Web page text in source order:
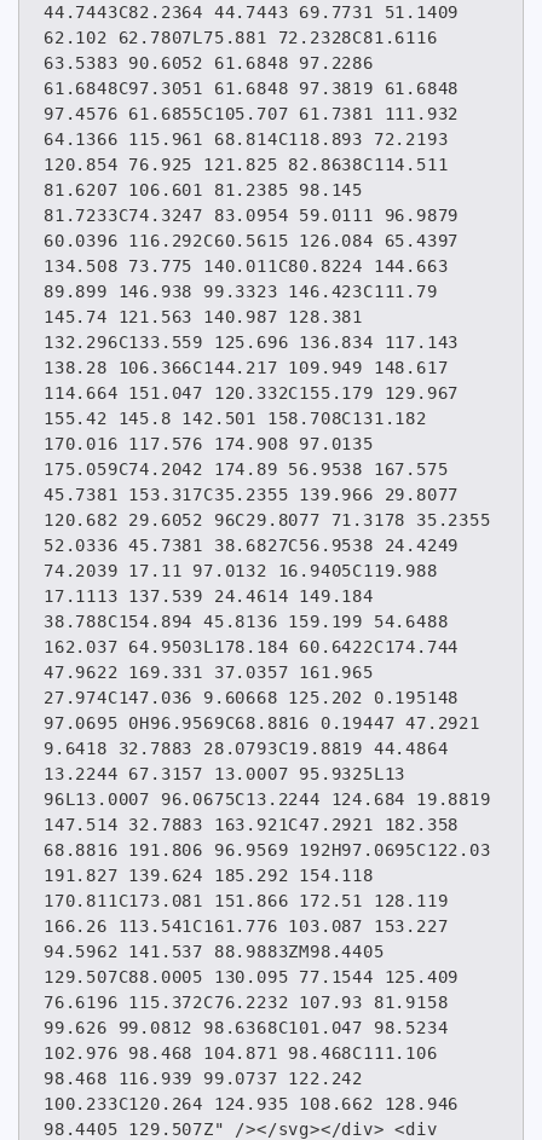
44.7443C82.2364 44.7443 69.7731 51.1409
62.102 62.7807L75.881 72.2328C81.6116
63.5383 90.6052 61.6848 97.2286
61.6848C97.3051 61.6848 97.3819 61.6848
97.4576 61.6855C105.707 61.7381 111.932
64.1366 115.961 68.814C118.893 72.2193
120.854 76.925 121.825 82.8638C114.511
81.6207 106.601 81.2385 98.145
81.7233C74.3247 83.0954 59.0111 96.9879
60.0396 116.292C60.5615 126.084 65.4397
134.508 73.775 140.011C80.8224 144.663
89.899 146.938 99.3323 146.423C111.79
145.74 121.563 140.987 128.381
132.296C133.559 125.696 136.834 117.143
138.28 106.366C144.217 109.949 148.617
114.664 151.047 120.332C155.179 129.967
155.42 145.8 142.501 158.708C131.182
170.016 117.576 174.908 97.0135
175.059C74.2042 174.89 56.9538 167.575
45.7381 153.317C35.2355 139.966 29.8077
120.682 29.6052 96C29.8077 71.3178 35.2355
52.0336 45.7381 38.6827C56.9538 24.4249
74.2039 17.11 97.0132 16.9405C119.988
17.1113 137.539 24.4614 149.184
38.788C154.894 45.8136 159.199 54.6488
162.037 64.9503L178.184 60.6422C174.744
47.9622 169.331 37.0357 161.965
27.974C147.036 9.60668 125.202 0.195148
97.0695 0H96.9569C68.8816 0.19447 47.2921
9.6418 32.7883 28.0793C19.8819 44.4864
13.2244 67.3157 13.0007 95.9325L13
96L13.0007 96.0675C13.2244 124.684 19.8819
147.514 32.7883 163.921C47.2921 182.358
68.8816 191.806 96.9569 192H97.0695C122.03
191.827 139.624 185.292 154.118
170.811C173.081 151.866 172.51 128.119
166.26 113.541C161.776 103.087 153.227
94.5962 141.537 88.9883ZM98.4405
129.507C88.0005 130.095 77.1544 125.409
76.6196 115.372C76.2232 107.93 81.9158
99.626 99.0812 98.6368C101.047 98.5234
102.976 98.468 104.871 98.468C111.106
98.468 116.939 99.0737 122.242
100.233C120.264 124.935 108.662 128.946
98.4405 129.507Z" /></svg></div> <div